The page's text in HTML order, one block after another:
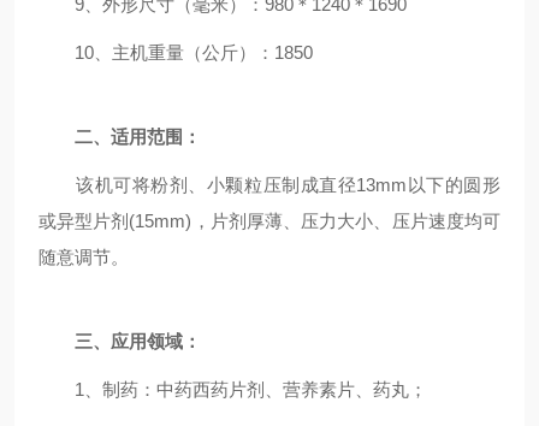
9、外形尺寸（毫米）：980＊1240＊1690
10、主机重量（公斤）：1850
二、适用范围：
该机可将粉剂、小颗粒压制成直径13mm以下的圆形
或异型片剂(15mm)，片剂厚薄、压力大小、压片速度均可
随意调节。
三、应用领域：
1、制药：中药西药片剂、营养素片、药丸；